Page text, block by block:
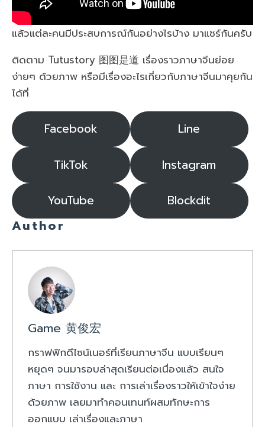
แล้วแต่ละคนมีประสบการณ์กันอย่างไรบ้าง มาแชร์กันครับ
ติดตาม Tutustory 图图是道 เรื่องราวภาษาจีนย่อย
ง่ายๆ ด้วยภาพ หรือมีเรื่องอะไรเกี่ยวกับภาษาจีนมาคุยกัน
ได้ที่
Facebook Line
TikTok Instagram
YouTube Blockdit
Author
Game 黄俊宏
กราฟฟิกดีไซน์เนอร์ที่เรียนภาษาจีน แบบเรียนๆ
หยุดๆ จนมารอบล่าสุดเรียนต่อเนื่องแล้ว สนใจ
ภาษา การใช้งาน และ การเล่าเรื่องราวให้เข้าใจง่าย
ด้วยภาพ เลยมาทำคอนเทนท์ผสมทักษะการ
ออกแบบ เล่าเรื่องและภาษา